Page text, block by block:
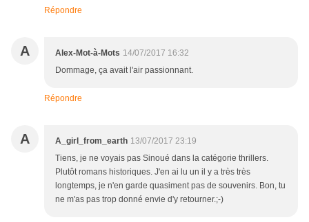
Répondre
A Alex-Mot-à-Mots 14/07/2017 16:32
Dommage, ça avait l'air passionnant.
Répondre
A A_girl_from_earth 13/07/2017 23:19
Tiens, je ne voyais pas Sinoué dans la catégorie thrillers.
Plutôt romans historiques. J'en ai lu un il y a très très
longtemps, je n'en garde quasiment pas de souvenirs. Bon, tu
ne m'as pas trop donné envie d'y retourner.;-)